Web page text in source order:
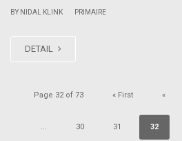
BY NIDAL KLINK PRIMAIRE
DETAIL
Page 32 of 73 « First «
... 30 31 32